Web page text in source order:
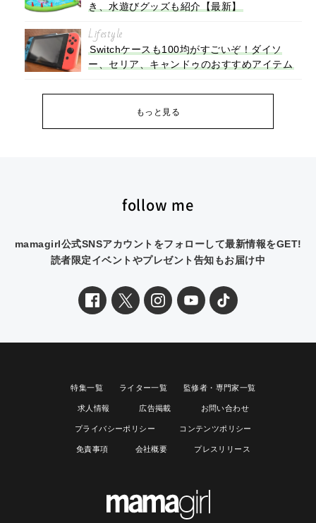
き、水遊びグッズも紹介【最新】
Lifestyle
Switchケースも100均がすごいぞ！ダイソ
ー、セリア、キャンドゥのおすすめアイテム
もっと見る
follow me
mamagirl公式SNSアカウントをフォローして最新情報をGET!
読者限定イベントやプレゼント告知もお届け中
特集一覧 ライター一覧 監修者・専門家一覧
求人情報 広告掲載 お問い合わせ
プライバシーポリシー コンテンツポリシー
免責事項 会社概要 プレスリリース